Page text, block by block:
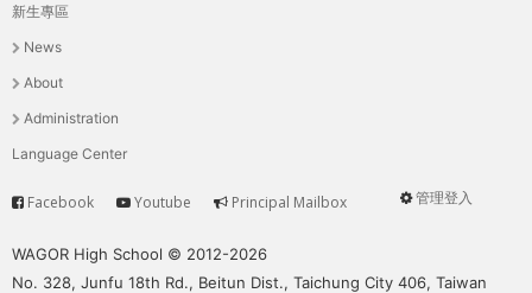
主
選
單
新生專區
News
About
Administration
Language Center
User
管理登入
Service
Facebook Youtube Principal Mailbox
WAGOR High School © 2012-2026
No. 328, Junfu 18th Rd., Beitun Dist., Taichung City 406, Taiwan